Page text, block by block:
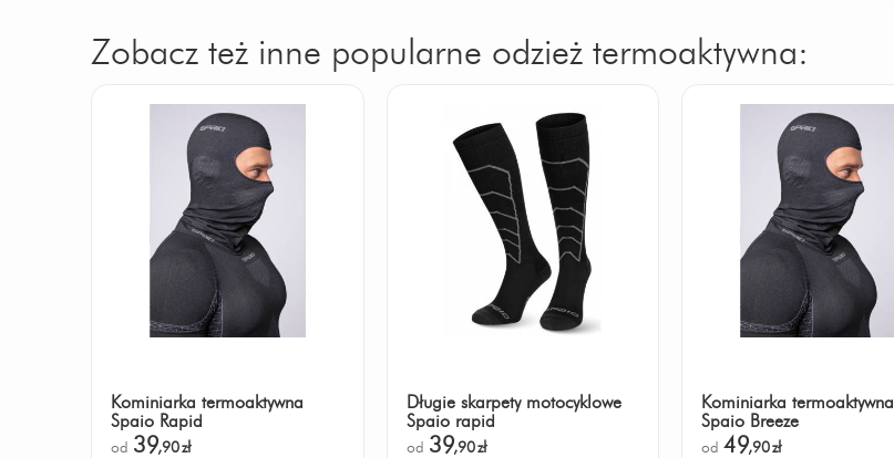
Zobacz też inne popularne odzież termoaktywna:
Kominiarka termoaktywna
Spaio Rapid
od 39,90zł
Długie skarpety motocyklowe
Spaio rapid
od 39,90zł
Kominiarka termoaktywna
Spaio Breeze
od 49,90zł